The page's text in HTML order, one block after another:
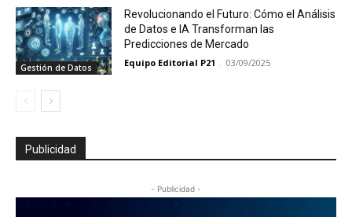
Gestión de Datos
Revolucionando el Futuro: Cómo el Análisis
de Datos e IA Transforman las
Predicciones de Mercado
Equipo Editorial P21 - 03/09/2025
Publicidad
- Publicidad -